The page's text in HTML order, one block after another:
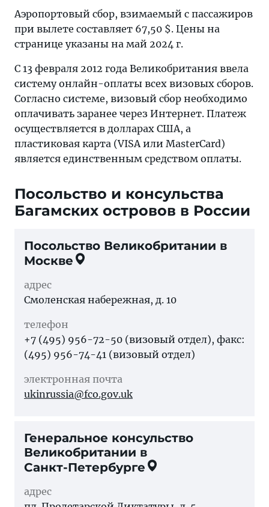
Аэропортовый сбор, взимаемый с пассажиров
при вылете составляет 67,50 $. Цены на
странице указаны на май 2024 г.
C 13 февраля 2012 года Великобритания ввела
систему онлайн-оплаты всех визовых сборов.
Согласно системе, визовый сбор необходимо
оплачивать заранее через Интернет. Платеж
осуществляется в долларах США, а
пластиковая карта (VISA или MasterCard)
является единственным средством оплаты.
Посольство и консульства
Багамских островов в России
Посольство Великобритании в
Москве
адрес
Смоленская набережная, д. 10
телефон
+7 (495) 956-72-50 (визовый отдел), факс:
(495) 956-74-41 (визовый отдел)
электронная почта
ukinrussia@fco.gov.uk
Генеральное консульство
Великобритании в
Санкт-Петербурге
адрес